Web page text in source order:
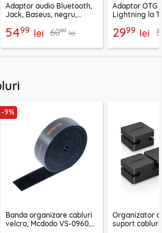
Adaptor audio Bluetooth,
Jack, Baseus, negru,
5499 lei 6099 lei
Adaptor OTG
Lightning la
2999 lei
-9%
Banda organizare cabluri
velcro, Mcdodo VS-0960,
Organizator
suport